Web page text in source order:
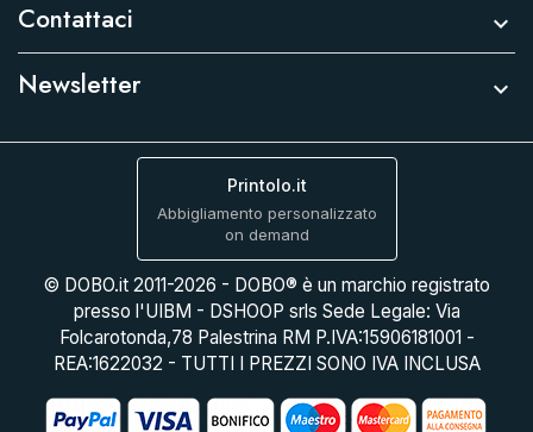
Contattaci 
Newsletter 
Printolo.it
Abbigliamento personalizzato
on demand
© DOBO.it 2011-2026 - DOBO® è un marchio registrato
presso l'UIBM - DSHOOP srls Sede Legale: Via
Folcarotonda,78 Palestrina RM P.IVA:15906181001 -
REA:1622032 - TUTTI I PREZZI SONO IVA INCLUSA